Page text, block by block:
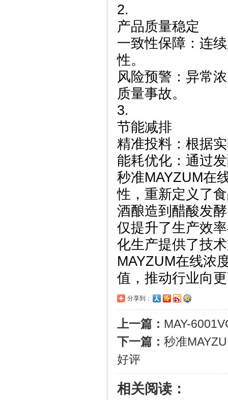
2.
产品质量稳定
一致性保障：连
性。
风险预警：异常
质量事故。
3.
节能减排
精准投料：根据
能耗优化：通过
秒准MAYZUM在
性，重新定义了
酒酿造到醋酸发
仅提升了生产效
化生产提供了技
MAYZUM在线浓
值，推动行业向
分享到：
上一篇： MAY-
下一篇： 秒准
好评
相关阅读：